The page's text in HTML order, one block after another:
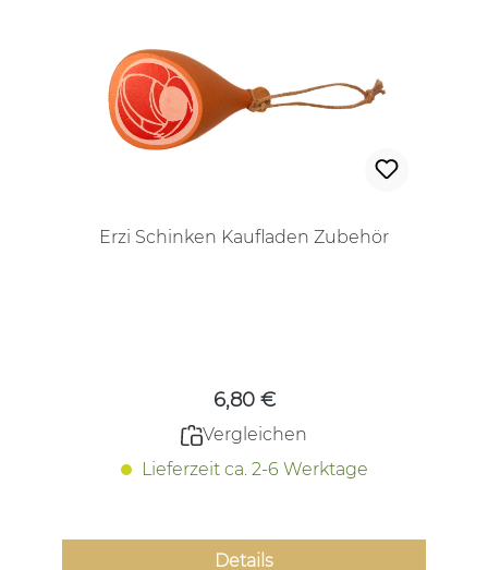
Erzi Schinken Kaufladen Zubehör
6,80 €
Vergleichen
Lieferzeit ca. 2-6 Werktage
Details